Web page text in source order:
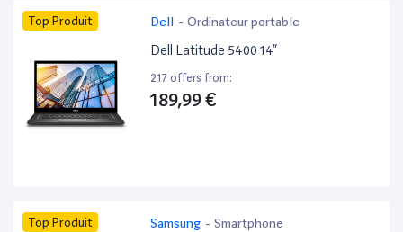
Top Produit Dell - Ordinateur portable
Dell Latitude 5400 14”
217 offers from:
189,99 €
Top Produit Samsung - Smartphone